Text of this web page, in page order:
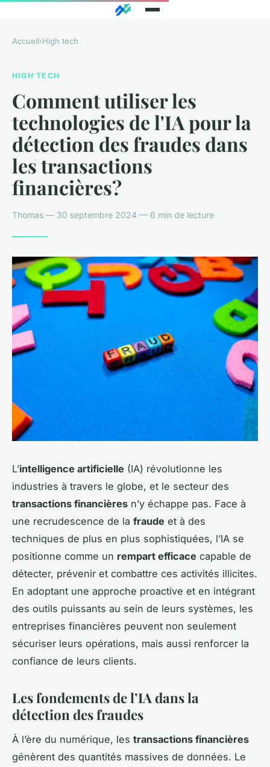
Accueil›High tech
HIGH TECH
Comment utiliser les
technologies de l'IA pour la
détection des fraudes dans
les transactions
financières?
Thomas — 30 septembre 2024 — 6 min de lecture
L’intelligence artificielle (IA) révolutionne les
industries à travers le globe, et le secteur des
transactions financières n’y échappe pas. Face à
une recrudescence de la fraude et à des
techniques de plus en plus sophistiquées, l’IA se
positionne comme un rempart efficace capable de
détecter, prévenir et combattre ces activités illicites.
En adoptant une approche proactive et en intégrant
des outils puissants au sein de leurs systèmes, les
entreprises financières peuvent non seulement
sécuriser leurs opérations, mais aussi renforcer la
confiance de leurs clients.
Les fondements de l’IA dans la
détection des fraudes
À l’ère du numérique, les transactions financières
génèrent des quantités massives de données. Le